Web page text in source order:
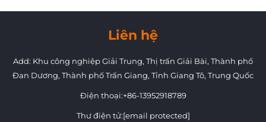
Liên hệ
Add: Khu công nghiệp Giải Trung, Thị trấn Giải Bài, Thành phố
Đan Dương, Thành phố Trấn Giang, Tỉnh Giang Tô, Trung Quốc
Điện thoại:+86-13952918789
Thư điện tử:[email protected]